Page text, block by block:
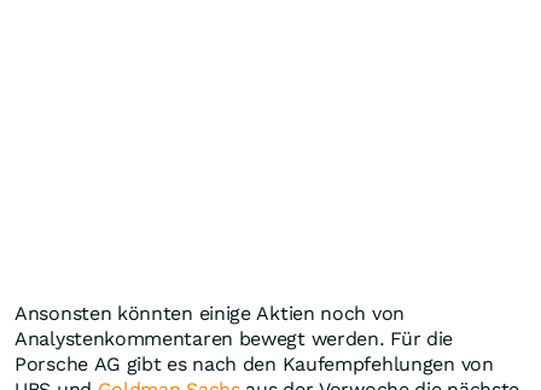
Ansonsten könnten einige Aktien noch von
Analystenkommentaren bewegt werden. Für die
Porsche AG gibt es nach den Kaufempfehlungen von